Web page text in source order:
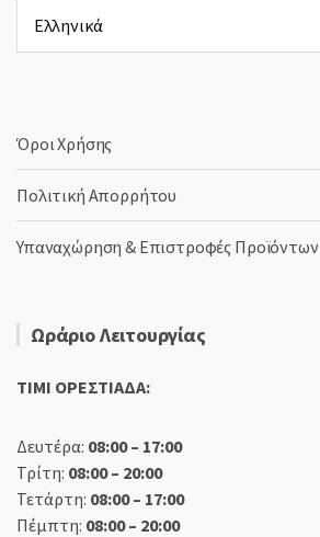
μια
γλώσσα
Όροι Χρήσης
Πολιτική Απορρήτου
Υπαναχώρηση & Επιστροφές Προϊόντων
Ωράριο Λειτουργίας
TIMI ΟΡΕΣΤΙΑΔΑ:
Δευτέρα: 08:00 – 17:00
Τρίτη: 08:00 – 20:00
Τετάρτη: 08:00 – 17:00
Πέμπτη: 08:00 – 20:00